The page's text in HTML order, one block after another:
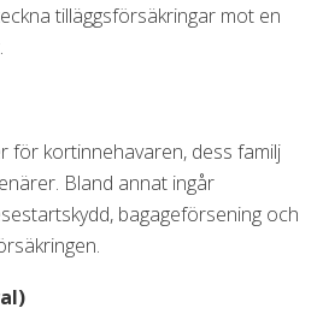
tilläggsförsäkringar mot en
för kortinnehavaren, dess familj
Bland annat ingår
bagageförsening och